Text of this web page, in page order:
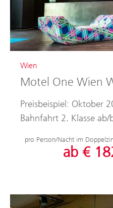
Wien
Motel One Wien
Preisbeispiel: Oktober
Bahnfahrt 2. Klasse ab/
pro Person/Nacht im
ab €